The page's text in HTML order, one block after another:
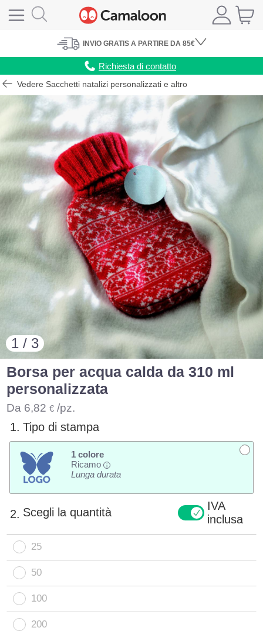
INVIO GRATIS A PARTIRE DA 85€
Richiesta di contatto
Vedere Sacchetti natalizi personalizzati e altro
1 / 3
Borsa per acqua calda da 310 ml
personalizzata
Da 6,82 € /pz.
1. Tipo di stampa
1 colore
Ricamo
i
Lunga durata
2. Scegli la quantità
IVA
inclusa
25
50
100
200